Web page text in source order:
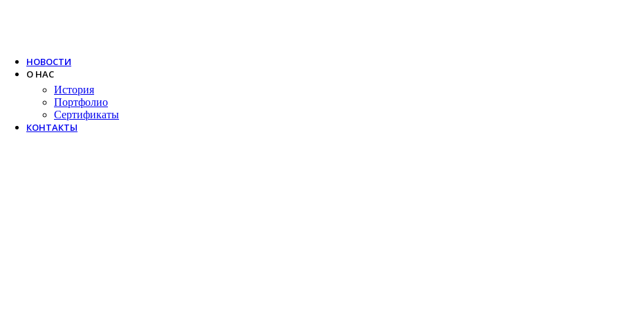
НОВОСТИ
О НАС
История
Портфолио
Сертификаты
КОНТАКТЫ